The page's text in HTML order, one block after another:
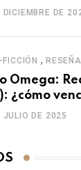
DICIEMBRE DE
,
Omega:
¿cómo
que
JULIO DE 2025